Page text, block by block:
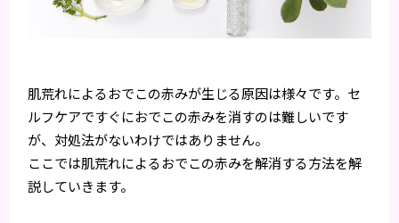
肌荒れによるおでこの赤みが生じる原因は様々です。セ
ルフケアですぐにおでこの赤みを消すのは難しいです
が、対処法がないわけではありません。
ここでは肌荒れによるおでこの赤みを解消する方法を解
説していきます。